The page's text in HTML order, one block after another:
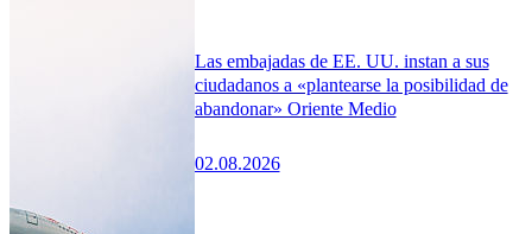
Las embajadas de EE. UU. instan a sus
ciudadanos a «plantearse la posibilidad de
abandonar» Oriente Medio
02.08.2026